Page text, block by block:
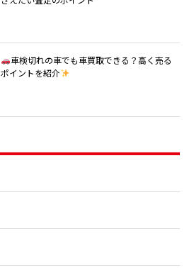
車検切れの車でも車買取できる？高く売る
ポイントを紹介